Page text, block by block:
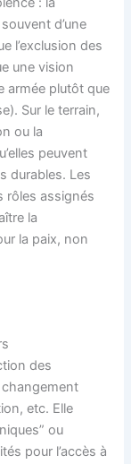
d’une
l’exclusion des
une vision
armée plutôt que
Sur le terrain,
ou la
peuvent
durables. Les
rôles assignés
la
la paix, non
des
etc. Elle
ou
pour l’accès à